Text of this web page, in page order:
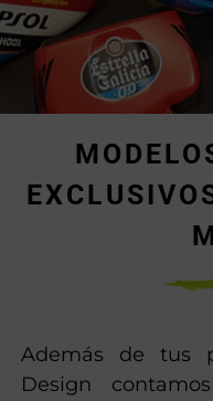
Además de tus
Design